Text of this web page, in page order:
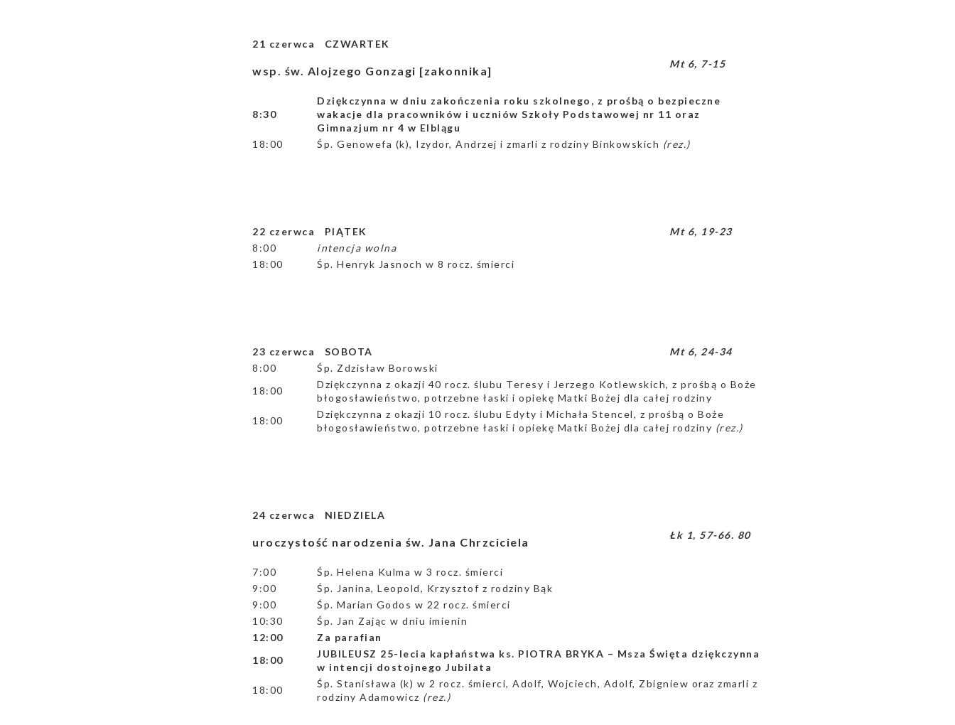
21 czerwca CZWARTEK
wsp. św. Alojzego Gonzagi [zakonnika]
Mt 6, 7-15
8:30
Dziękczynna w dniu zakończenia roku szkolnego, z prośbą o bezpieczne
wakacje dla pracowników i uczniów Szkoły Podstawowej nr 11 oraz
Gimnazjum nr 4 w Elblągu
18:00
Śp. Genowefa (k), Izydor, Andrzej i zmarli z rodziny Binkowskich (rez.)
22 czerwca PIĄTEK
Mt 6, 19-23
8:00
intencja wolna
18:00
Śp. Henryk Jasnoch w 8 rocz. śmierci
23 czerwca SOBOTA
Mt 6, 24-34
8:00
Śp. Zdzisław Borowski
18:00
Dziękczynna z okazji 40 rocz. ślubu Teresy i Jerzego Kotlewskich, z prośbą o Boże
błogosławieństwo, potrzebne łaski i opiekę Matki Bożej dla całej rodziny
18:00
Dziękczynna z okazji 10 rocz. ślubu Edyty i Michała Stencel, z prośbą o Boże
błogosławieństwo, potrzebne łaski i opiekę Matki Bożej dla całej rodziny (rez.)
24 czerwca NIEDZIELA
uroczystość narodzenia św. Jana Chrzciciela
Łk 1, 57-66. 80
7:00
Śp. Helena Kulma w 3 rocz. śmierci
9:00
Śp. Janina, Leopold, Krzysztof z rodziny Bąk
9:00
Śp. Marian Godos w 22 rocz. śmierci
10:30
Śp. Jan Zając w dniu imienin
12:00
Za parafian
18:00
JUBILEUSZ 25-lecia kapłaństwa ks. PIOTRA BRYKA – Msza Święta dziękczynna
w intencji dostojnego Jubilata
18:00
Śp. Stanisława (k) w 2 rocz. śmierci, Adolf, Wojciech, Adolf, Zbigniew oraz zmarli z
rodziny Adamowicz (rez.)